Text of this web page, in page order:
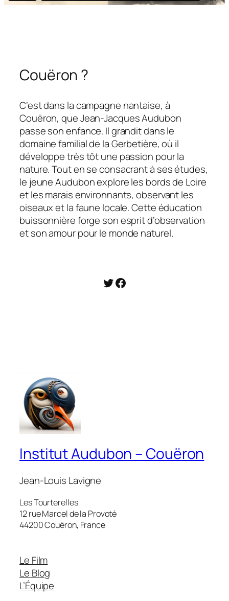
Couëron ?
C’est dans la campagne nantaise, à
Couëron, que Jean-Jacques Audubon
passe son enfance. Il grandit dans le
domaine familial de la Gerbetière, où il
développe très tôt une passion pour la
nature. Tout en se consacrant à ses études,
le jeune Audubon explore les bords de Loire
et les marais environnants, observant les
oiseaux et la faune locale. Cette éducation
buissonnière forge son esprit d’observation
et son amour pour le monde naturel.
@imediagin
Facebook
Institut Audubon – Couëron
Jean-Louis Lavigne
Les Tourterelles
12 rue Marcel de la Provoté
44200 Couëron, France
Le Film
Le Blog
L’Équipe